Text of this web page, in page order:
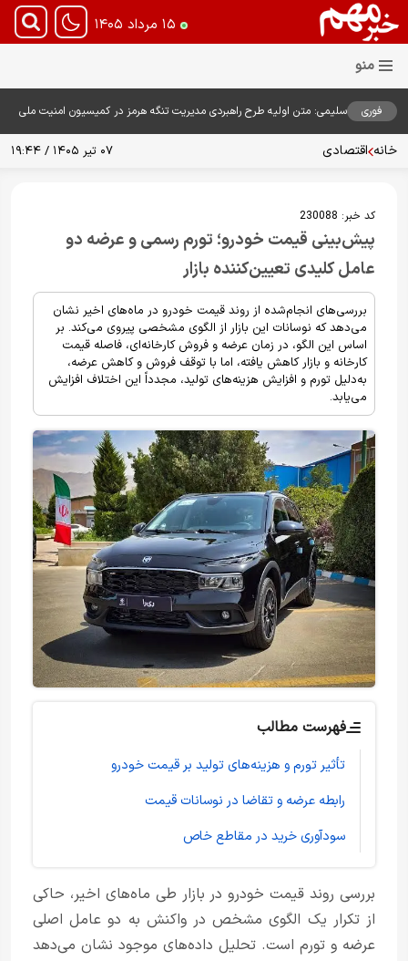
۱۵ مرداد ۱۴۰۵
فوری
سلیمی: متن اولیه طرح راهبردی مدیریت تنگه هرمز در کمیسیون امنیت ملی
خانه اقتصادی ۰۷ تیر ۱۴۰۵ / ۱۹:۴۴
کد خبر: 230088
پیش‌بینی قیمت خودرو؛ تورم رسمی و عرضه دو
عامل کلیدی تعیین‌کننده بازار
بررسی‌های انجام‌شده از روند قیمت خودرو در ماه‌های اخیر نشان
می‌دهد که نوسانات این بازار از الگوی مشخصی پیروی می‌کند. بر
اساس این الگو، در زمان عرضه و فروش کارخانه‌ای، فاصله قیمت
کارخانه و بازار کاهش یافته، اما با توقف فروش و کاهش عرضه،
به‌دلیل تورم و افزایش هزینه‌های تولید، مجدداً این اختلاف افزایش
می‌یابد.
فهرست مطالب
تأثیر تورم و هزینه‌های تولید بر قیمت خودرو
رابطه عرضه و تقاضا در نوسانات قیمت
سودآوری خرید در مقاطع خاص
بررسی روند قیمت خودرو در بازار طی ماه‌های اخیر، حاکی
از تکرار یک الگوی مشخص در واکنش به دو عامل اصلی
عرضه و تورم است. تحلیل داده‌های موجود نشان می‌دهد